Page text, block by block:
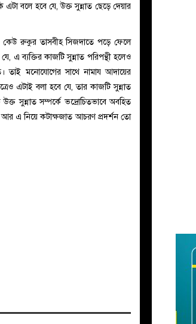
বলে হবে যে, উক্ত সুন্নাত ছেড়ে দেয়ার
কেউ রুকুর তাসবীহ সিজদাতে পড়ে ফেলে
এ ব্যক্তির কাজটি সুন্নাত পরিপন্থী হলেও
তাই মনোযোগের সাথে নামায আদায়ের
এটাই বলা হবে যে, তার কাজটি সুন্নাত
সুন্নাত সম্পর্কে ভদ্রোচিতভাবে অবহিত
আর এ নিয়ে কটাক্ষজাত আচরণ প্রদর্শন তো